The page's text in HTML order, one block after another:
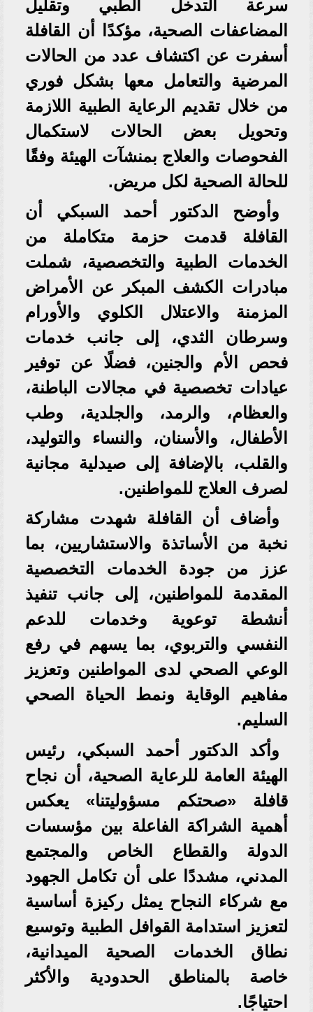
سرعة التدخل الطبي وتقليل
المضاعفات الصحية، مؤكدًا أن القافلة
أسفرت عن اكتشاف عدد من الحالات
المرضية والتعامل معها بشكل فوري
من خلال تقديم الرعاية الطبية اللازمة
وتحويل بعض الحالات لاستكمال
الفحوصات والعلاج بمنشآت الهيئة وفقًا
للحالة الصحية لكل مريض.
وأوضح الدكتور أحمد السبكي أن
القافلة قدمت حزمة متكاملة من
الخدمات الطبية والتخصصية، شملت
مبادرات الكشف المبكر عن الأمراض
المزمنة والاعتلال الكلوي والأورام
وسرطان الثدي، إلى جانب خدمات
فحص الأم والجنين، فضلًا عن توفير
عيادات تخصصية في مجالات الباطنة،
والعظام، والرمد، والجلدية، وطب
الأطفال، والأسنان، والنساء والتوليد،
والقلب، بالإضافة إلى صيدلية مجانية
لصرف العلاج للمواطنين.
وأضاف أن القافلة شهدت مشاركة
نخبة من الأساتذة والاستشاريين، بما
عزز من جودة الخدمات التخصصية
المقدمة للمواطنين، إلى جانب تنفيذ
أنشطة توعوية وخدمات للدعم
النفسي والتربوي، بما يسهم في رفع
الوعي الصحي لدى المواطنين وتعزيز
مفاهيم الوقاية ونمط الحياة الصحي
السليم.
وأكد الدكتور أحمد السبكي، رئيس
الهيئة العامة للرعاية الصحية، أن نجاح
قافلة «صحتكم مسؤوليتنا» يعكس
أهمية الشراكة الفاعلة بين مؤسسات
الدولة والقطاع الخاص والمجتمع
المدني، مشددًا على أن تكامل الجهود
مع شركاء النجاح يمثل ركيزة أساسية
لتعزيز استدامة القوافل الطبية وتوسيع
نطاق الخدمات الصحية الميدانية،
خاصة بالمناطق الحدودية والأكثر
احتياجًا.